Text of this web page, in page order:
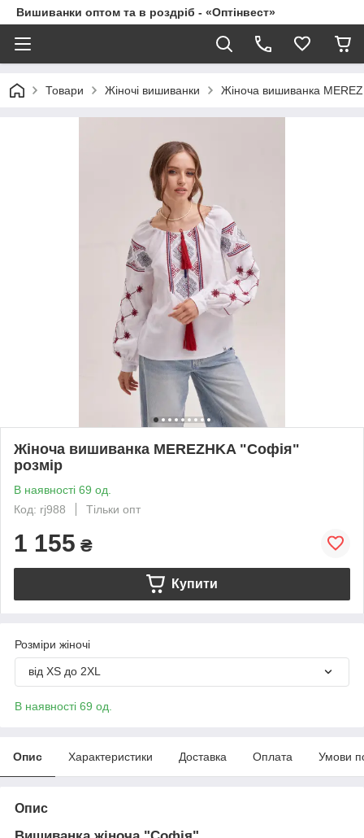
Вишиванки оптом та в роздріб - «Оптінвест»
Товари Жіночі вишиванки Жіноча вишиванка
Жіноча вишиванка MEREZHKA "Софія"
розмір
В наявності 69 од.
Код: rj988
Тільки опт
1 155 ₴
Купити
Розміри жіночі
від XS до 2XL
В наявності 69 од.
Опис Характеристики Доставка Оплата Умови
Опис